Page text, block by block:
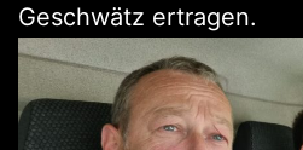
Geschwätz ertragen.